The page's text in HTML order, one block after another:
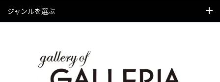
ジャンルを選ぶ